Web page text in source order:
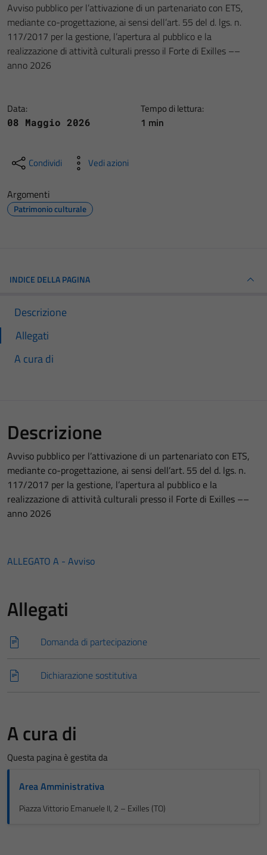
Avviso pubblico per l’attivazione di un partenariato con ETS,
mediante co-progettazione, ai sensi dell’art. 55 del d. lgs. n.
117/2017 per la gestione, l’apertura al pubblico e la
realizzazione di attività culturali presso il Forte di Exilles ––
anno 2026
Data:
08 Maggio 2026
Tempo di lettura:
1 min
Condividi Vedi azioni
Argomenti
Patrimonio culturale
INDICE DELLA PAGINA
Descrizione
Allegati
A cura di
Descrizione
Avviso pubblico per l’attivazione di un partenariato con ETS,
mediante co-progettazione, ai sensi dell’art. 55 del d. lgs. n.
117/2017 per la gestione, l’apertura al pubblico e la
realizzazione di attività culturali presso il Forte di Exilles ––
anno 2026
ALLEGATO A - Avviso
Allegati
Domanda di partecipazione
Dichiarazione sostitutiva
A cura di
Questa pagina è gestita da
Area Amministrativa
Piazza Vittorio Emanuele II, 2 – Exilles (TO)